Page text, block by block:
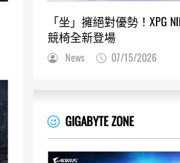
「坐」擁絕對優勢！XPG
競椅全新登場
News 07/15/2026
GIGABYTE ZONE